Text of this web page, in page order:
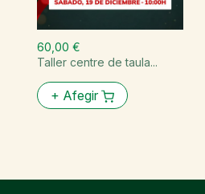
60,00 €
Taller centre de taula...
+ Afegir